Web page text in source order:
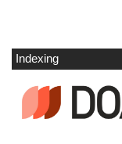
Indexing